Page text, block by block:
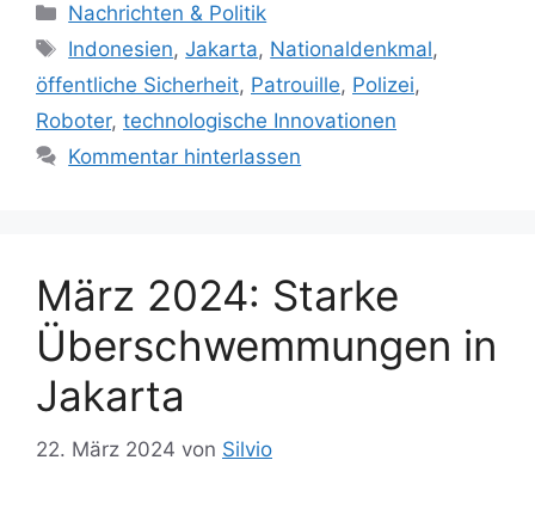
K
a
e
g
o
n
Nachrichten & Politik
S
c
l
a
r
t
e
Indonesien,Jakarta, Nationaldenkmal,
öffentliche Sicherheit, Patrouille, Polizei,
Roboter, technologische Innovationen
Kommentar hinterlassen
März 2024: Starke
Überschwemmungen in
Jakarta
22. März 2024 von Silvio